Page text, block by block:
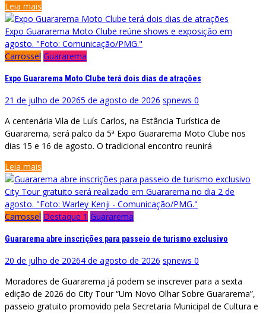
Leia mais
Expo Guararema Moto Clube reúne shows e exposição em
agosto. "Foto: Comunicação/PMG."
Carrossel Guararema
Expo Guararema Moto Clube terá dois dias de atrações
21 de julho de 20265 de agosto de 2026 spnews 0
A centenária Vila de Luís Carlos, na Estância Turística de
Guararema, será palco da 5ª Expo Guararema Moto Clube nos
dias 15 e 16 de agosto. O tradicional encontro reunirá
Leia mais
City Tour gratuito será realizado em Guararema no dia 2 de
agosto. "Foto: Warley Kenji - Comunicação/PMG."
Carrossel Destaque 1 Guararema
Guararema abre inscrições para passeio de turismo exclusivo
20 de julho de 20264 de agosto de 2026 spnews 0
Moradores de Guararema já podem se inscrever para a sexta
edição de 2026 do City Tour “Um Novo Olhar Sobre Guararema”,
passeio gratuito promovido pela Secretaria Municipal de Cultura e